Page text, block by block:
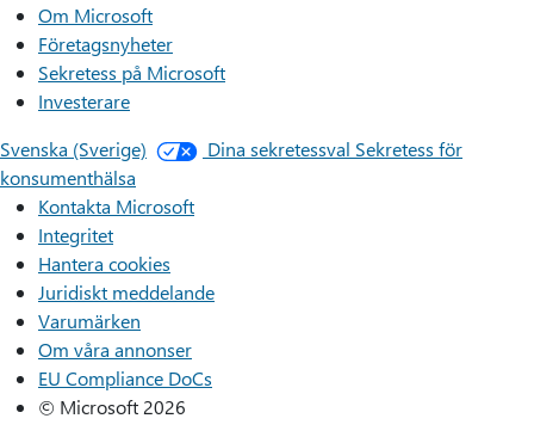
Om Microsoft
Företagsnyheter
Sekretess på Microsoft
Investerare
Svenska (Sverige)
Dina sekretessval Sekretess för
konsumenthälsa
Kontakta Microsoft
Integritet
Hantera cookies
Juridiskt meddelande
Varumärken
Om våra annonser
EU Compliance DoCs
© Microsoft 2026